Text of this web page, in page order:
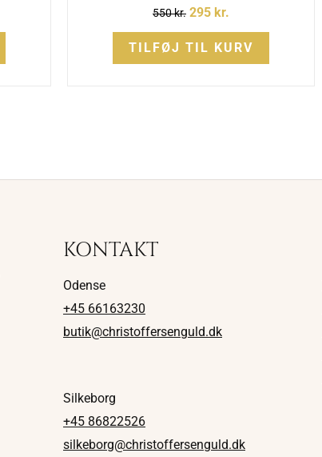
550kr. 295 kr.
TILFØJ TIL KURV
KONTAKT
Odense
+45 66163230
butik@christoffersenguld.dk
Silkeborg
+45 86822526
silkeborg@christoffersenguld.dk